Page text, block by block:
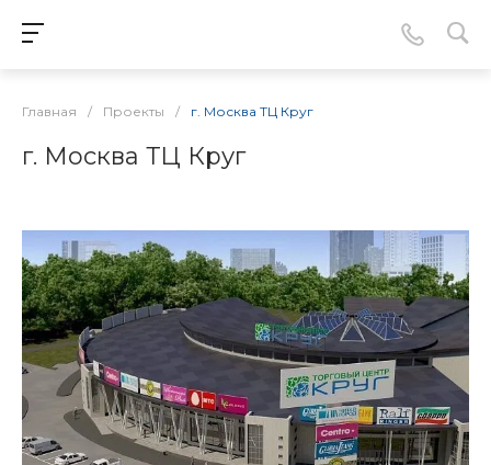
Главная / Проекты / г. Москва ТЦ Круг
г. Москва ТЦ Круг